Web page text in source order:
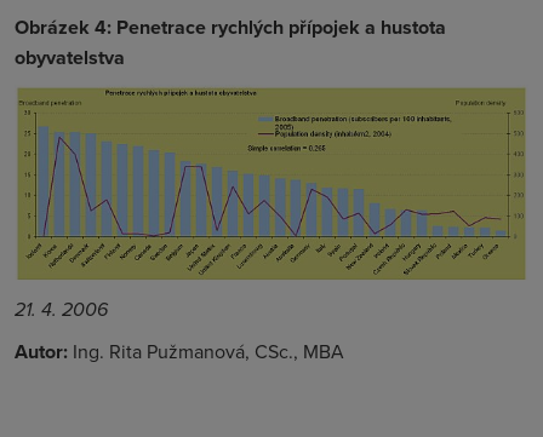
Obrázek 4: Penetrace rychlých přípojek a hustota
obyvatelstva
21. 4. 2006
Autor: Ing. Rita Pužmanová, CSc., MBA